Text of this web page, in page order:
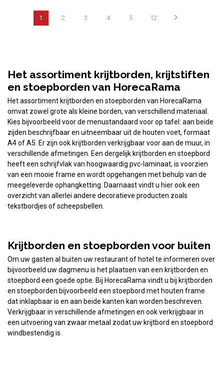
1 2 3 4 5 12
Het assortiment krijtborden, krijtstiften
en stoepborden van HorecaRama
Het assortiment krijtborden en stoepborden van HorecaRama
omvat zowel grote als kleine borden, van verschillend materiaal.
Kies bijvoorbeeld voor de menustandaard voor op tafel: aan beide
zijden beschrijfbaar en uitneembaar uit de houten voet, formaat
A4 of A5. Er zijn ook krijtborden verkrijgbaar voor aan de muur, in
verschillende afmetingen. Een dergelijk krijtborden en stoepbord
heeft een schrijfvlak van hoogwaardig pvc-laminaat, is voorzien
van een mooie frame en wordt opgehangen met behulp van de
meegeleverde ophangketting. Daarnaast vindt u hier ook een
overzicht van allerlei andere decoratieve producten zoals
tekstbordjes of scheepsbellen.
Krijtborden en stoepborden voor buiten
Om uw gasten al buiten uw restaurant of hotel te informeren over
bijvoorbeeld uw dagmenu is het plaatsen van een krijtborden en
stoepbord een goede optie. Bij HorecaRama vindt u bij krijtborden
en stoepborden bijvoorbeeld een stoepbord met houten frame
dat inklapbaar is en aan beide kanten kan worden beschreven.
Verkrijgbaar in verschillende afmetingen en ook verkrijgbaar in
een uitvoering van zwaar metaal zodat uw krijtbord en stoepbord
windbestendig is.